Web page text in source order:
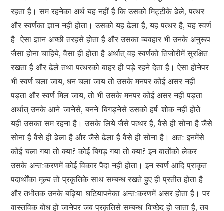
रहता है। सम रहनेका अर्थ यह नहीं है कि उसको मिट्टीके ढेले, पत्थर
और स्वर्णका ज्ञान नहीं होता। उसको यह ढेला है, यह पत्थर है, यह स्वर्ण
है–ऐसा ज्ञान अच्छी तरहसे होता है और उसका व्यवहार भी उनके अनुरूप
जैसा होना चाहिये, वैसा ही होता है अर्थात् वह स्वर्णको तिजोरीमें सुरक्षित
रखता है और ढेले तथा पत्थरको बाहर ही पड़े रहने देता है। ऐसा होनेपर
भी स्वर्ण चला जाय, धन चला जाय तो उसके मनपर कोई असर नहीं
पड़ता और स्वर्ण मिल जाय, तो भी उसके मनपर कोई असर नहीं पड़ता
अर्थात् उनके आने-जानेसे, बनने-बिगड़नेसे उसको हर्ष-शोक नहीं होते–
यही उसका सम रहना है। उसके लिये जैसे पत्थर है, वैसे ही सोना है जैसे
सोना है वैसे ही ढेला है और जैसे ढेला है वैसे ही सोना है। अतः इनमेंसे
कोई चला गया तो क्या? कोई बिगड़ गया तो क्या? इन बातोंको लेकर
उसके अन्तःकरणमें कोई विकार पैदा नहीं होता। इन स्वर्ण आदि प्राकृत
पदार्थोंका मूल्य तो प्रकृतिके साथ सम्बन्ध रखते हुए ही प्रतीत होता है
और तभीतक उनके बढ़िया-घटियापनेका अन्तःकरणमें असर होता है। पर
वास्तविक बोध हो जानेपर जब प्रकृतिसे सम्बन्ध-विच्छेद हो जाता है, तब